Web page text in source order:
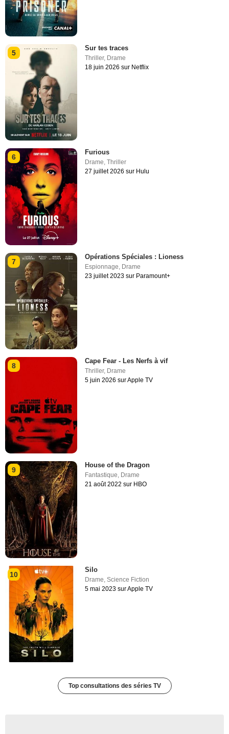
5
Sur tes traces
Thriller, Drame
18 juin 2026 sur Netflix
6
Furious
Drame,Thriller
27 juillet 2026 sur Hulu
7
Opérations Spéciales : Lioness
Espionnage Drame
23 juillet 2023 sur Paramount+
8
Cape Fear - Les Nerfs à vif
Thriller, Drame
5 juin 2026 sur Apple TV
9
House of the Dragon
Fantastique, Drame
21 août 2022 sur HBO
10
Silo
Drame ,Science Fiction
5 mai 2023 sur Apple TV
Top consultations des séries TV